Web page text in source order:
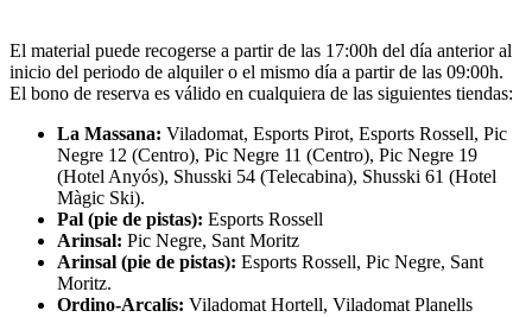
El material puede recogerse a partir de las 17:00h del día anterior al
inicio del periodo de alquiler o el mismo día a partir de las 09:00h.
El bono de reserva es válido en cualquiera de las siguientes tiendas:
La Massana: Viladomat, Esports Pirot, Esports Rossell, Pic
Negre 12 (Centro), Pic Negre 11 (Centro), Pic Negre 19
(Hotel Anyós), Shusski 54 (Telecabina), Shusski 61 (Hotel
Màgic Ski).
Pal (pie de pistas): Esports Rossell
Arinsal: Pic Negre, Sant Moritz
Arinsal (pie de pistas): Esports Rossell, Pic Negre, Sant
Moritz.
Ordino-Arcalís: Viladomat Hortell, Viladomat Planells